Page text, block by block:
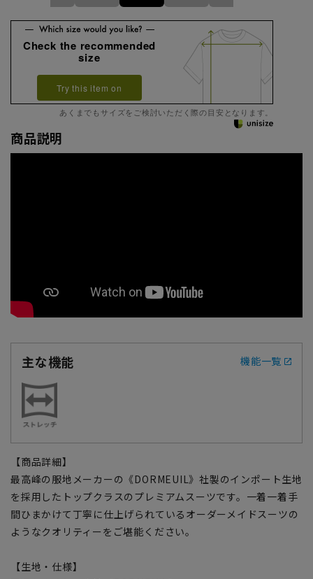
Check the recommended
size
Try this item on
あくまでもサイズをご検討いただく際の目安となります。
商品説明
主な機能 機能一覧
【商品詳細】
最高峰の服地メーカーの《DORMEUIL》社製のインポート生地
を採用したトップクラスのプレミアムスーツです。一着一着手
間ひまかけて丁寧に仕上げられているオーダーメイドスーツの
ようなクオリティーをご堪能ください。
【生地・仕様】